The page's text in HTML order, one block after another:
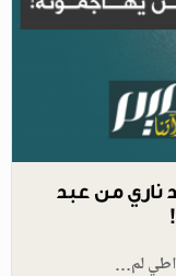
ناري من عبد
لم…